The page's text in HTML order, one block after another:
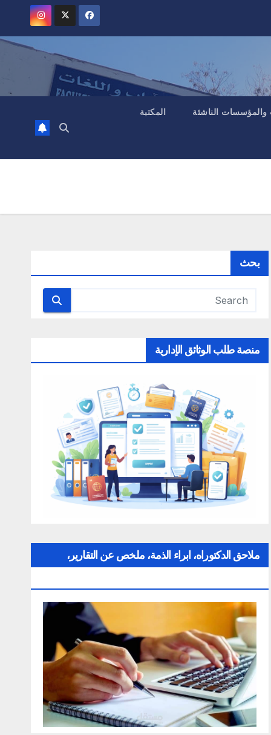
والمؤسسات الناشئة المكتبة
بحث
منصة طلب الوثائق الإدارية
ملاحق الدكتوراه، ابراء الذمة، ملخص عن التقارير،